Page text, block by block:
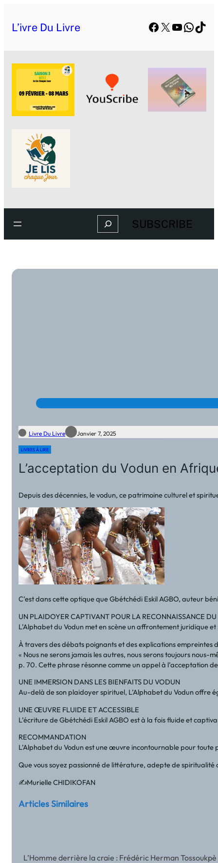
L’ivre Du Livre Facebook
X YouTube
Search SUBSCRIBE
Livre Du Livre Janvier 7, 2025
LIVRES À LIRE
L’acceptation du Vodun en
Depuis des décennies, le vodun, ce patrimoine culturel et
C’est dans cette optique que Gbétchédi Eskil AGBO, auteur
UN PLAIDOYER CAPTIVANT POUR LA RECONNAISSANCE
L’Alphabet du Vodun met en scène un affrontement juridique
À travers des débats poignants et des explications empreintes
« Nous ne serons jamais les autres, nous serons toujours nous-
p. 70. Cette phrase résonne comme un appel à l’acceptation
UNE IMMERSION DANS LES BIENFAITS DU VODUN
Au-delà de son plaidoyer spirituel, L’Alphabet du Vodun offre
UNE ŒUVRE FLUIDE ET ACCESSIBLE
L’écriture de Gbétchédi Eskil AGBO est à la fois fluide et
RECOMMANDATION
L’Alphabet du Vodun est une œuvre incontournable pour
Que vous soyez passionné de littérature, adepte de spiritualité
✍️Murielle CHIDIKOFAN
Articles Similaires
L’Homme derrière la craie : Frédéric Herman